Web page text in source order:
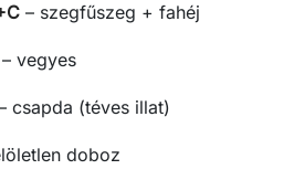
– szegfűszeg + fahéj
– vegyes
csapda (téves illat)
doboz